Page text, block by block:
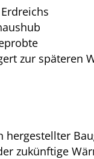
zur
zukünftige